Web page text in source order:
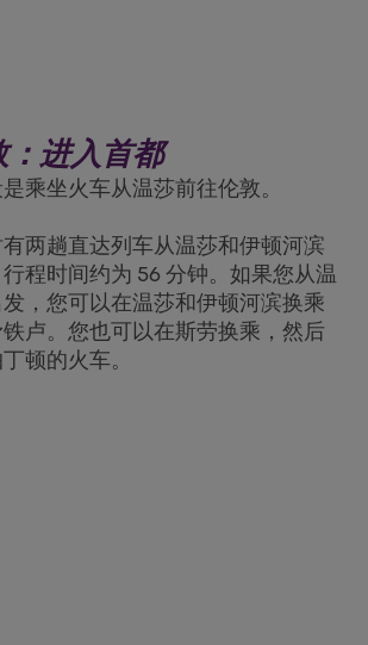
进入首都
乘坐火车从温莎前往伦敦。
两趟直达列车从温莎和伊顿河滨
程时间约为 56 分钟。如果您从温
，您可以在温莎和伊顿河滨换乘
卢。您也可以在斯劳换乘，然后
顿的火车。